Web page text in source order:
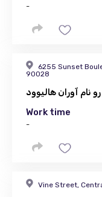
-
6255 Sunset
90028
Work time
-
Vine Street,